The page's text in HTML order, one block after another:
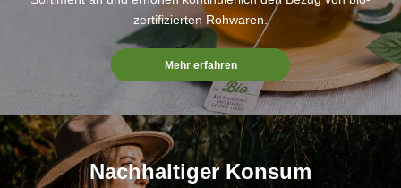
zertifizierten Rohwaren.
Mehr erfahren
Nachhaltiger Konsum